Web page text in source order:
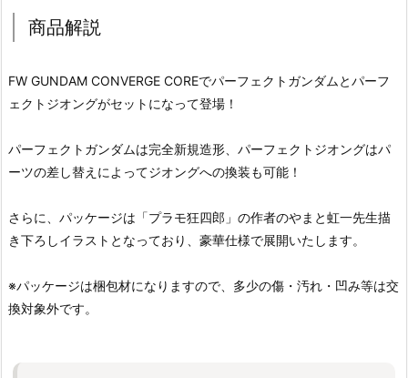
商品解説
FW GUNDAM CONVERGE COREでパーフェクトガンダムとパーフ
ェクトジオングがセットになって登場！
パーフェクトガンダムは完全新規造形、パーフェクトジオングはパ
ーツの差し替えによってジオングへの換装も可能！
さらに、パッケージは「プラモ狂四郎」の作者のやまと虹一先生描
き下ろしイラストとなっており、豪華仕様で展開いたします。
※パッケージは梱包材になりますので、多少の傷・汚れ・凹み等は交
換対象外です。